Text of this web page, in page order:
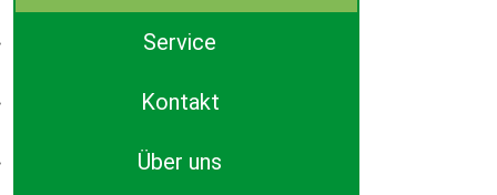
Service
Kontakt
Über uns